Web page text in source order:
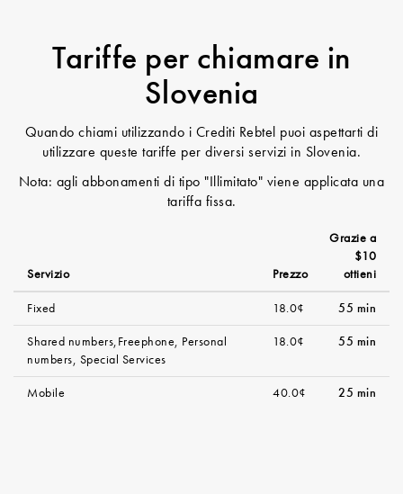
Tariffe per chiamare in
Slovenia
Quando chiami utilizzando i Crediti Rebtel puoi aspettarti di
utilizzare queste tariffe per diversi servizi in Slovenia.
Nota: agli abbonamenti di tipo "Illimitato" viene applicata una
tariffa fissa.
Servizio Prezzo
Grazie a
$10
ottieni
Fixed 18.0¢ 55 min
Shared numbers,Freephone, Personal
numbers, Special Services
18.0¢ 55 min
Mobile 40.0¢ 25 min